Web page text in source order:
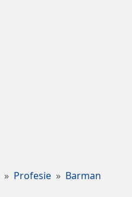
Profesie
Barman